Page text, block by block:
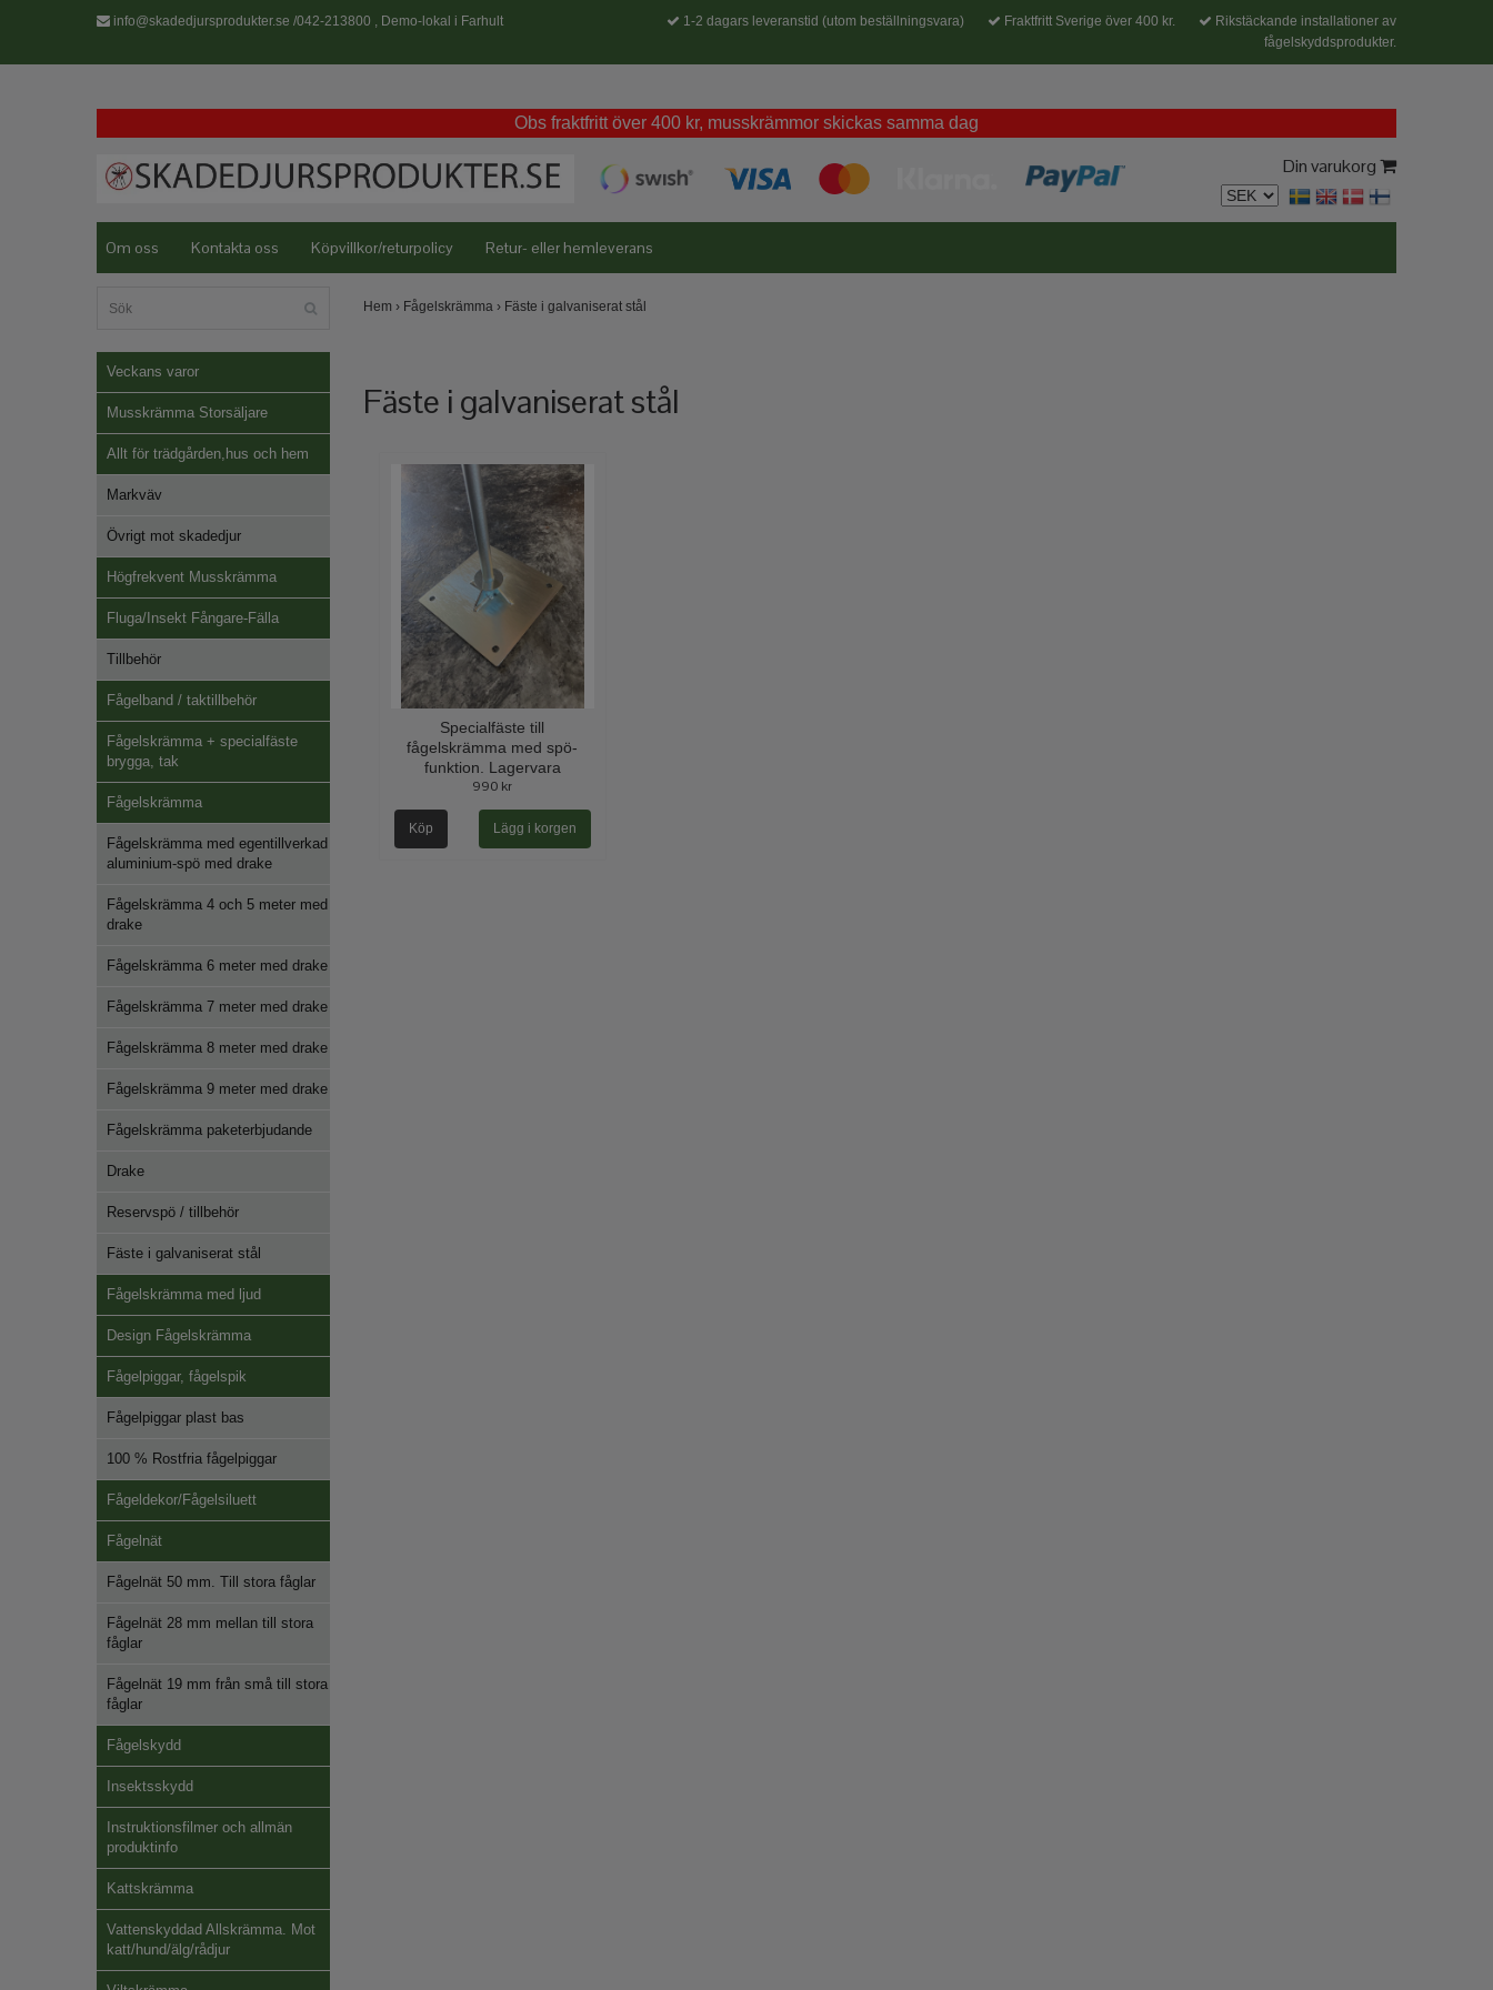
info@skadedjursprodukter.se /042-213800 , Demo-lokal i Farhult 1-2 dagars leveranstid (utom beställningsvara) Fraktfritt Sverige över 400 kr.
Rikstäckande installationer av
fågelskyddsprodukter.
Obs fraktfritt över 400 kr, musskrämmor skickas samma dag
Din varukorg
Om oss Kontakta oss Köpvillkor/returpolicy Retur- eller hemleverans
Veckans varor
Musskrämma Storsäljare
Allt för trädgården,hus och hem
Markväv
Övrigt mot skadedjur
Högfrekvent Musskrämma
Fluga/Insekt Fångare-Fälla
Tillbehör
Fågelband / taktillbehör
Fågelskrämma + specialfäste
brygga, tak
Fågelskrämma
Fågelskrämma med egentillverkad
aluminium-spö med drake
Fågelskrämma 4 och 5 meter med
drake
Fågelskrämma 6 meter med drake
Fågelskrämma 7 meter med drake
Fågelskrämma 8 meter med drake
Fågelskrämma 9 meter med drake
Fågelskrämma paketerbjudande
Drake
Reservspö / tillbehör
Fäste i galvaniserat stål
Fågelskrämma med ljud
Design Fågelskrämma
Fågelpiggar, fågelspik
Fågelpiggar plast bas
100 % Rostfria fågelpiggar
Fågeldekor/Fågelsiluett
Fågelnät
Fågelnät 50 mm. Till stora fåglar
Fågelnät 28 mm mellan till stora
fåglar
Fågelnät 19 mm från små till stora
fåglar
Fågelskydd
Insektsskydd
Instruktionsfilmer och allmän
produktinfo
Kattskrämma
Vattenskyddad Allskrämma. Mot
katt/hund/älg/rådjur
Hem › Fågelskrämma › Fäste i galvaniserat stål
Fäste i galvaniserat stål
Specialfäste till
fågelskrämma med spö-
funktion. Lagervara
990 kr
Köp